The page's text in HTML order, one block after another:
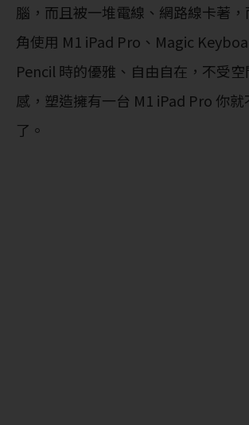
腦，而且被一堆電線、網路線卡著
角使用 M1 iPad Pro、Magic
Pencil 時的優雅、自由自在，不受
感，塑造擁有一台 M1 iPad Pro 你
了。